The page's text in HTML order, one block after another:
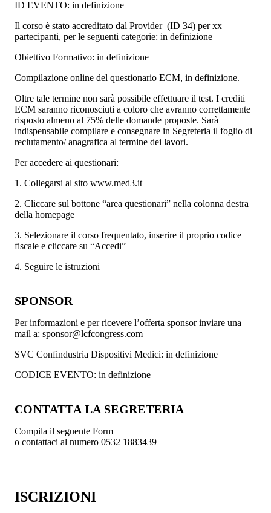
ID EVENTO: in definizione
Il corso è stato accreditato dal Provider (ID 34) per xx
partecipanti, per le seguenti categorie: in definizione
Obiettivo Formativo: in definizione
Compilazione online del questionario ECM, in definizione.
Oltre tale termine non sarà possibile effettuare il test. I crediti
ECM saranno riconosciuti a coloro che avranno correttamente
risposto almeno al 75% delle domande proposte. Sarà
indispensabile compilare e consegnare in Segreteria il foglio di
reclutamento/ anagrafica al termine dei lavori.
Per accedere ai questionari:
1. Collegarsi al sito www.med3.it
2. Cliccare sul bottone “area questionari” nella colonna destra
della homepage
3. Selezionare il corso frequentato, inserire il proprio codice
fiscale e cliccare su “Accedi”
4. Seguire le istruzioni
SPONSOR
Per informazioni e per ricevere l’offerta sponsor inviare una
mail a: sponsor@lcfcongress.com
SVC Confindustria Dispositivi Medici: in definizione
CODICE EVENTO: in definizione
CONTATTA LA SEGRETERIA
Compila il seguente Form
o contattaci al numero 0532 1883439
ISCRIZIONI